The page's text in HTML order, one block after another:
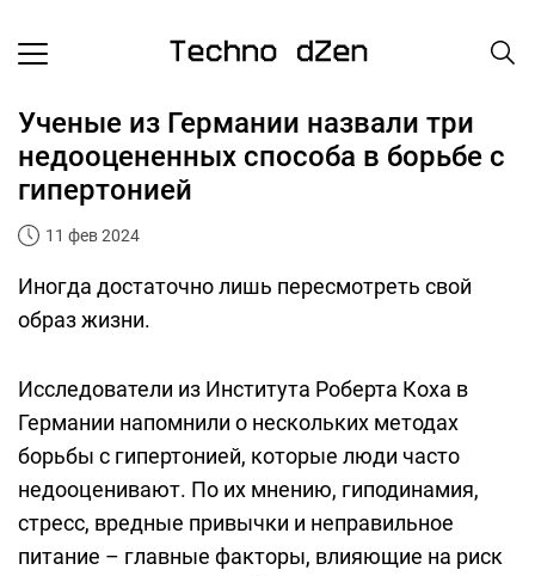
Ученые из Германии назвали три
недооцененных способа в борьбе с
гипертонией
11 фев 2024
Иногда достаточно лишь пересмотреть свой
образ жизни.
Исследователи из Института Роберта Коха в
Германии напомнили о нескольких методах
борьбы с гипертонией, которые люди часто
недооценивают. По их мнению, гиподинамия,
стресс, вредные привычки и неправильное
питание – главные факторы, влияющие на риск